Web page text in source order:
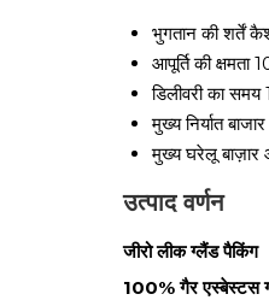
भुगतान की शर्तें
आपूर्ति की क्षमता
डिलीवरी का समय
मुख्य निर्यात बाजार
मुख्य घरेलू बाज़ार
उत्पाद वर्णन
जीरो लीकग्लैंड पैकिंग
100% गैर एस्बेस्टस